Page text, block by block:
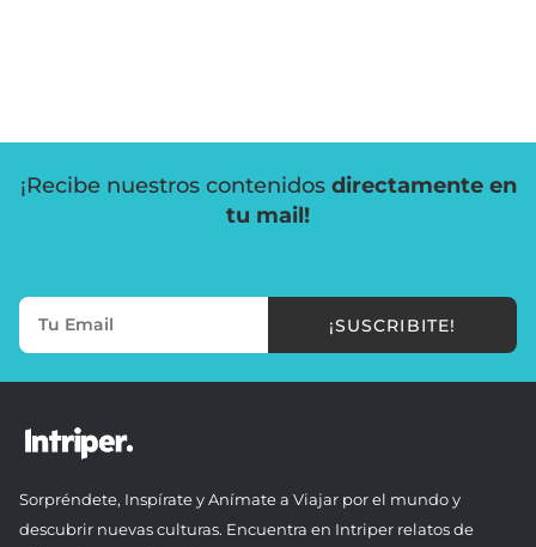
¡Recibe nuestros contenidos directamente en
tu mail!
¡SUSCRIBITE!
Sorpréndete, Inspírate y Anímate a Viajar por el mundo y
descubrir nuevas culturas. Encuentra en Intriper relatos de